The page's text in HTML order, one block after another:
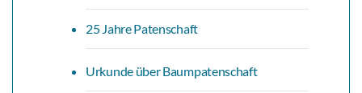
25 Jahre Patenschaft
Urkunde über Baumpatenschaft